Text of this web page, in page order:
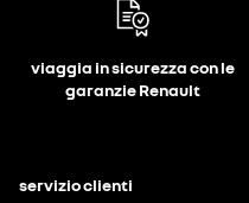
viaggia in sicurezza con le
garanzie Renault
servizio clienti